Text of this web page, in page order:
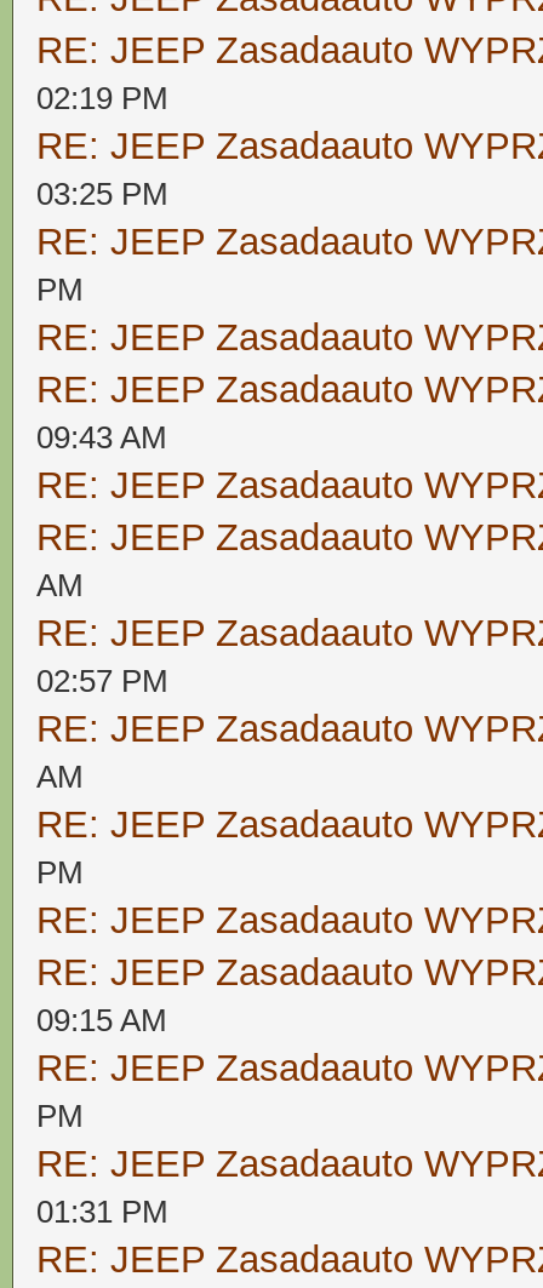
RE: JEEP Zasadaauto
02:19 PM
RE: JEEP Zasadaauto
03:25 PM
RE: JEEP Zasadaauto
PM
RE: JEEP Zasadaauto
RE: JEEP Zasadaauto
09:43 AM
RE: JEEP Zasadaauto
RE: JEEP Zasadaauto
AM
RE: JEEP Zasadaauto
02:57 PM
RE: JEEP Zasadaauto
AM
RE: JEEP Zasadaauto
PM
RE: JEEP Zasadaauto
RE: JEEP Zasadaauto
09:15 AM
RE: JEEP Zasadaauto
PM
RE: JEEP Zasadaauto
01:31 PM
RE: JEEP Zasadaauto